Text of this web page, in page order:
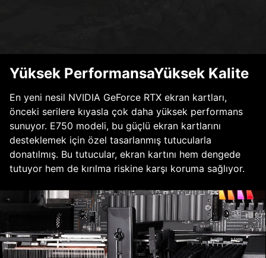
Yüksek PerformansaYüksek Kalite
En yeni nesil NVIDIA GeForce RTX ekran kartları,
önceki serilere kıyasla çok daha yüksek performans
sunuyor. E750 modeli, bu güçlü ekran kartlarını
desteklemek için özel tasarlanmış tutucularla
donatılmış. Bu tutucular, ekran kartını hem dengede
tutuyor hem de kırılma riskine karşı koruma sağlıyor.